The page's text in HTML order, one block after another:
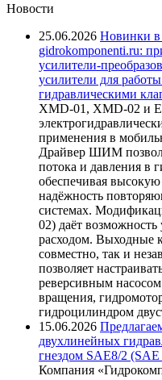
Новости
25.06.2026 Новинки в
gidrokomponenti.ru:
усилители-
усилители для
гидравлическими
XMD-01, XMD-02 и
применения в
Драйвер ШИМ
потока и давления в
обеспечивая высокую
надёжность
системах.
02) даёт возможность
расходом. Выходные
совместно, так и
позволяет
реверсивным
вращения,
гидроцилиндром
15.06.2026
двухлинейных
гнездом SAE8/2 (SAE
Компания